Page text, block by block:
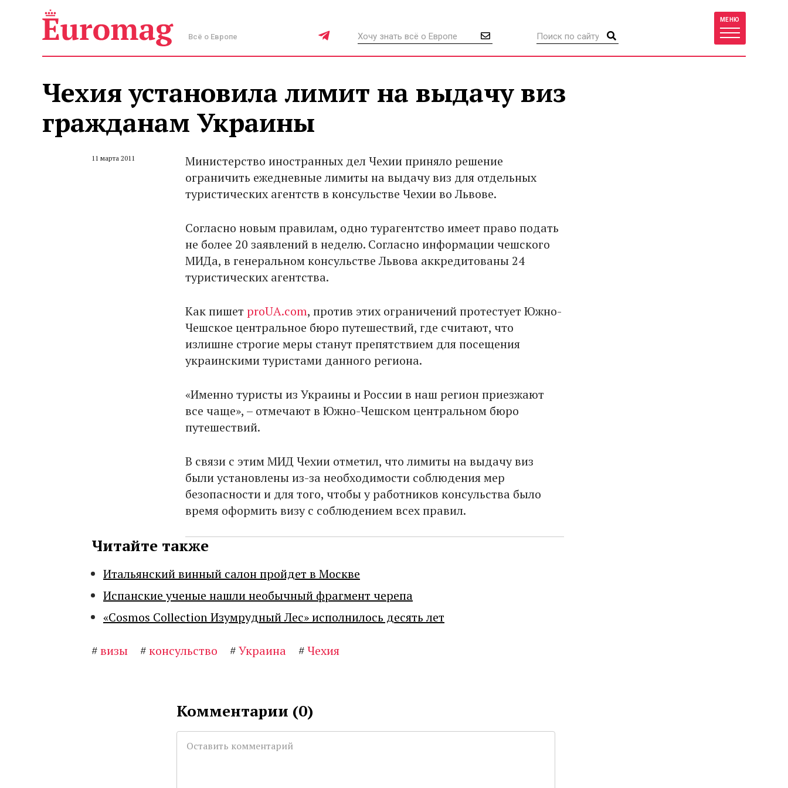
Всё о Европе
МЕНЮ
Чехия установила лимит на выдачу виз
гражданам Украины
11 марта 2011
Министерство иностранных дел Чехии приняло решение
ограничить ежедневные лимиты на выдачу виз для отдельных
туристических агентств в консульстве Чехии во Львове.
Согласно новым правилам, одно турагентство имеет право подать
не более 20 заявлений в неделю. Согласно информации чешского
МИДа, в генеральном консульстве Львова аккредитованы 24
туристических агентства.
Как пишет proUA.com, против этих ограничений протестует Южно-
Чешское центральное бюро путешествий, где считают, что
излишне строгие меры станут препятствием для посещения
украинскими туристами данного региона.
«Именно туристы из Украины и России в наш регион приезжают
все чаще», – отмечают в Южно-Чешском центральном бюро
путешествий.
В связи с этим МИД Чехии отметил, что лимиты на выдачу виз
были установлены из-за необходимости соблюдения мер
безопасности и для того, чтобы у работников консульства было
время оформить визу с соблюдением всех правил.
Читайте также
Итальянский винный салон пройдет в Москве
Испанские ученые нашли необычный фрагмент черепа
«Cosmos Collection Изумрудный Лес» исполнилось десять лет
#визы #консульство #Украина #Чехия
Комментарии (0)